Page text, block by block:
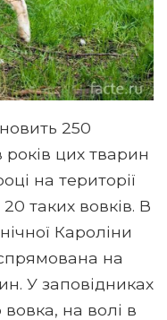
250
цих тварин
на території
таких вовків. В
Кароліни
на
У заповідниках
на волі в